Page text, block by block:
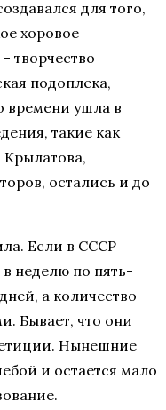
для того,
хоровое
творчество
подоплека,
времени ушла в
такие как
остались и до
Если в СССР
неделю по пять-
а количество
Бывает, что они
Нынешние
и остается мало